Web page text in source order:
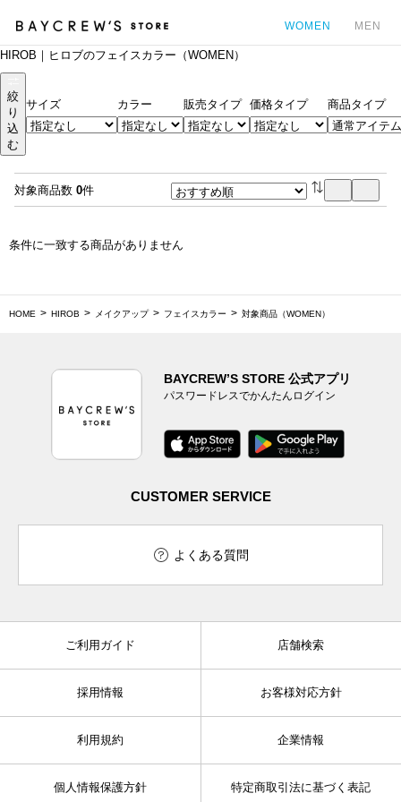
WOMEN MEN
HIROB｜ヒロブのフェイスカラー（WOMEN）
絞
り
込
む
サイズ カラー 販売タイプ 価格タイプ 商品タイプ
対象商品数 0件
条件に一致する商品がありません
HOME HIROB メイクアップ フェイスカラー 対象商品（WOMEN）
BAYCREW’S STORE 公式アプリ
パスワードレスでかんたんログイン
CUSTOMER SERVICE
よくある質問
ご利用ガイド 店舗検索
採用情報 お客様対応方針
利用規約 企業情報
個人情報保護方針 特定商取引法に基づく表記